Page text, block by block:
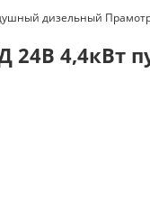
дизельный
4,4кВт